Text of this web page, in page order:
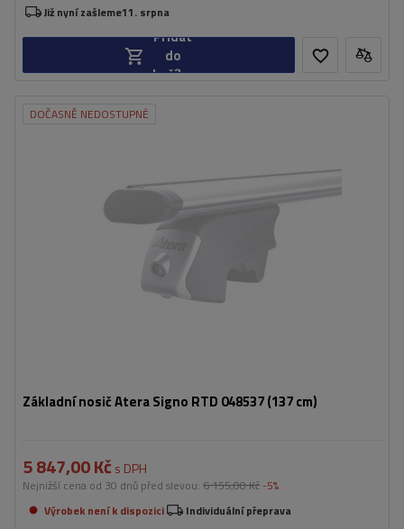
Již nyní zašleme11. srpna
Přidat
do
košíku
DOČASNĚ NEDOSTUPNÉ
Základní nosič Atera Signo RTD 048537 (137 cm)
5 847,00 Kč s DPH
Nejnižší cena od 30 dnů před slevou: 6 155,00 Kč -5%
Výrobek není k dispozici
Individuální přeprava